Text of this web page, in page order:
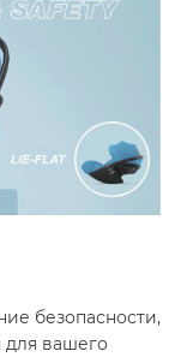
безопасности,
для вашего